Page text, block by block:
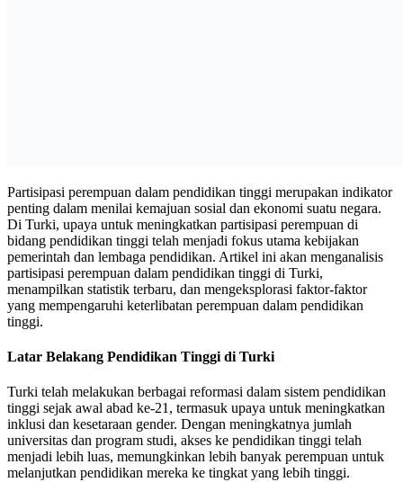
Partisipasi perempuan dalam pendidikan tinggi merupakan indikator
penting dalam menilai kemajuan sosial dan ekonomi suatu negara.
Di Turki, upaya untuk meningkatkan partisipasi perempuan di
bidang pendidikan tinggi telah menjadi fokus utama kebijakan
pemerintah dan lembaga pendidikan. Artikel ini akan menganalisis
partisipasi perempuan dalam pendidikan tinggi di Turki,
menampilkan statistik terbaru, dan mengeksplorasi faktor-faktor
yang mempengaruhi keterlibatan perempuan dalam pendidikan
tinggi.
Latar Belakang Pendidikan Tinggi di Turki
Turki telah melakukan berbagai reformasi dalam sistem pendidikan
tinggi sejak awal abad ke-21, termasuk upaya untuk meningkatkan
inklusi dan kesetaraan gender. Dengan meningkatnya jumlah
universitas dan program studi, akses ke pendidikan tinggi telah
menjadi lebih luas, memungkinkan lebih banyak perempuan untuk
melanjutkan pendidikan mereka ke tingkat yang lebih tinggi.